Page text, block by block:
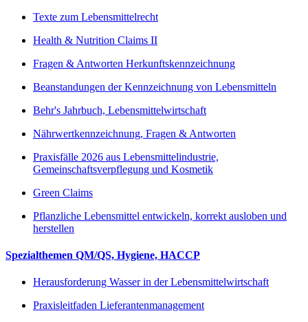
Texte zum Lebensmittelrecht
Health & Nutrition Claims II
Fragen & Antworten Herkunftskennzeichnung
Beanstandungen der Kennzeichnung von Lebensmitteln
Behr's Jahrbuch, Lebensmittelwirtschaft
Nährwertkennzeichnung, Fragen & Antworten
Praxisfälle 2026 aus Lebensmittelindustrie,
Gemeinschaftsverpflegung und Kosmetik
Green Claims
Pflanzliche Lebensmittel entwickeln, korrekt ausloben und
herstellen
Spezialthemen QM/QS, Hygiene, HACCP
Herausforderung Wasser in der Lebensmittelwirtschaft
Praxisleitfaden Lieferantenmanagement